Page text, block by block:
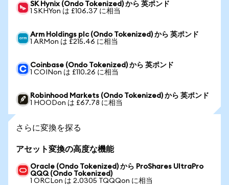
SK Hynix (Ondo Tokenized) から 英ポンド
1 SKHYon は £106.37 に相当
Arm Holdings plc (Ondo Tokenized) から 英ポンド
1 ARMon は £215.46 に相当
Coinbase (Ondo Tokenized) から 英ポンド
1 COINon は £110.26 に相当
Robinhood Markets (Ondo Tokenized) から 英ポンド
1 HOODon は £67.78 に相当
さらに変換を探る
アセット変換の高度な機能
Oracle (Ondo Tokenized) から ProShares UltraPro
QQQ (Ondo Tokenized)
1 ORCLon は 2.0305 TQQQon に相当